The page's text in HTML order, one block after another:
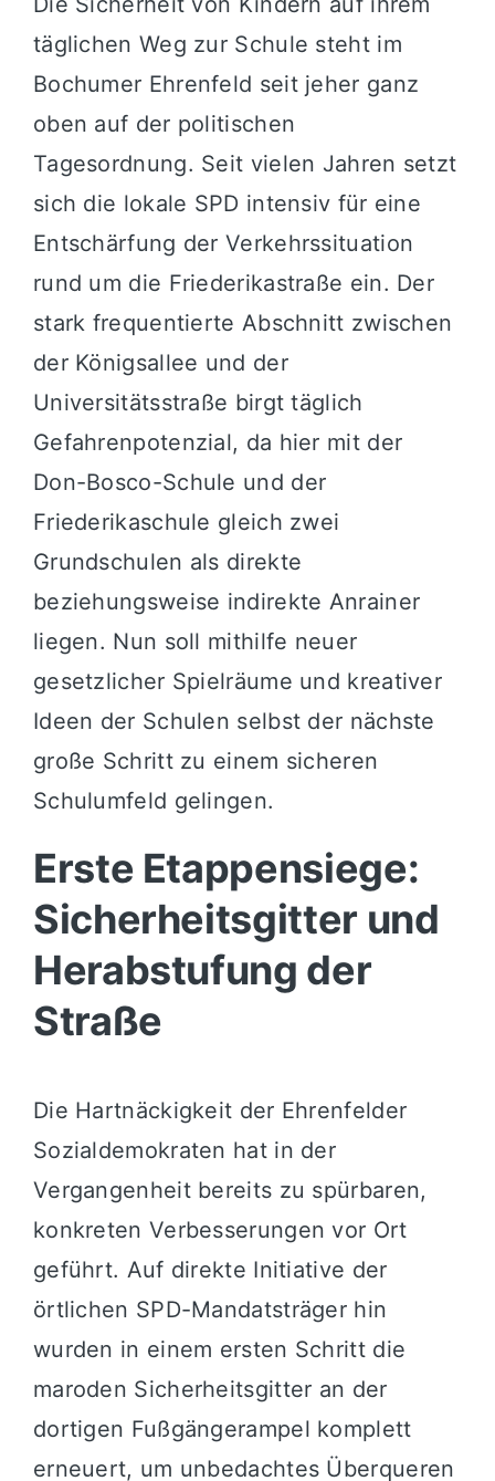
täglichen Weg zur Schule steht im
Bochumer Ehrenfeld seit jeher ganz
oben auf der politischen
Tagesordnung. Seit vielen Jahren setzt
sich die lokale SPD intensiv für eine
Entschärfung der Verkehrssituation
rund um die Friederikastraße ein. Der
stark frequentierte Abschnitt zwischen
der Königsallee und der
Universitätsstraße birgt täglich
Gefahrenpotenzial, da hier mit der
Don-Bosco-Schule und der
Friederikaschule gleich zwei
Grundschulen als direkte
beziehungsweise indirekte Anrainer
liegen. Nun soll mithilfe neuer
gesetzlicher Spielräume und kreativer
Ideen der Schulen selbst der nächste
große Schritt zu einem sicheren
Schulumfeld gelingen.
Erste Etappensiege:
Sicherheitsgitter und
Herabstufung der
Straße
Die Hartnäckigkeit der Ehrenfelder
Sozialdemokraten hat in der
Vergangenheit bereits zu spürbaren,
konkreten Verbesserungen vor Ort
geführt. Auf direkte Initiative der
örtlichen SPD-Mandatsträger hin
wurden in einem ersten Schritt die
maroden Sicherheitsgitter an der
dortigen Fußgängerampel komplett
erneuert, um unbedachtes Überqueren